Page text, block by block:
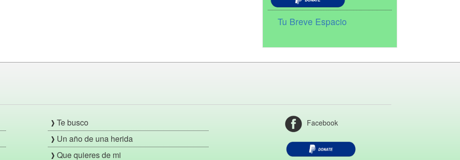
Tu Breve Espacio
Te busco
Un año de una herida
Que quieres de mi
Facebook